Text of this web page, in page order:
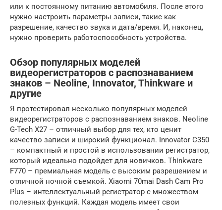
или к постоянному питанию автомобиля. После этого
нужно настроить параметры записи, такие как
разрешение, качество звука и дата/время. И, наконец,
нужно проверить работоспособность устройства.
Обзор популярных моделей
видеорегистраторов с распознаванием
знаков – Neoline, Innovator, Thinkware и
другие
Я протестировал несколько популярных моделей
видеорегистраторов с распознаванием знаков. Neoline
G-Tech X27 – отличный выбор для тех, кто ценит
качество записи и широкий функционал. Innovator C350
– компактный и простой в использовании регистратор,
который идеально подойдет для новичков. Thinkware
F770 – премиальная модель с высоким разрешением и
отличной ночной съемкой. Xiaomi 70mai Dash Cam Pro
Plus – интеллектуальный регистратор с множеством
полезных функций. Каждая модель имеет свои